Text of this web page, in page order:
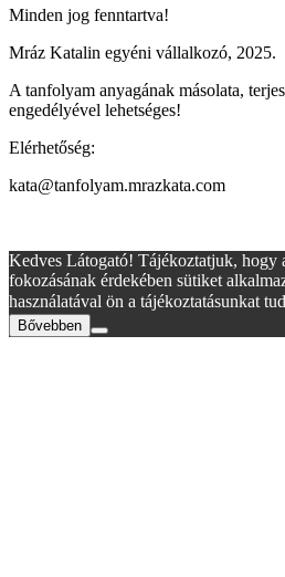
Minden jog fenntartva!
Mráz Katalin egyéni vállalkozó, 2025.
A tanfolyam anyagának másolata,
engedélyével lehetséges!
Elérhetőség:
kata@tanfolyam.mrazkata.com
Kedves Látogató! Tájékoztatjuk, hogy
fokozásának érdekében sütiket
használatával ön a tájékoztatásunkat
Bővebben